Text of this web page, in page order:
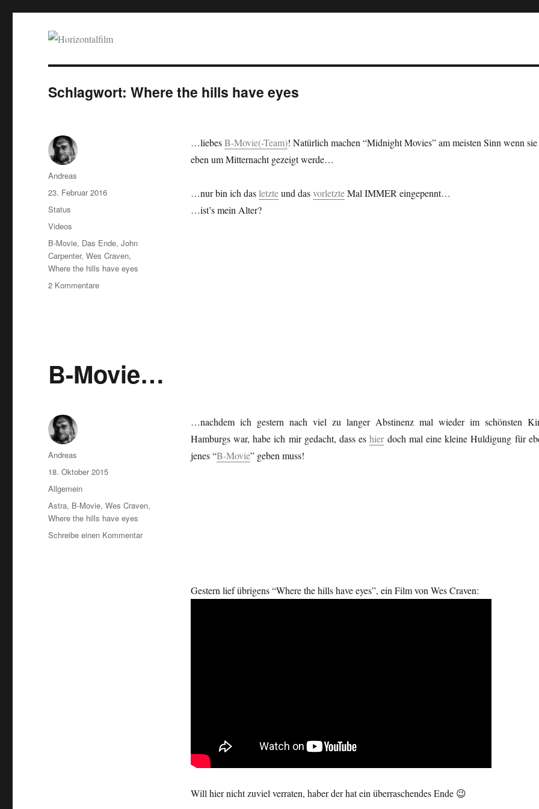
Schlagwort:Where the hills have eyes
…liebesB-Movie(-Team)! Natürlich machen “Midnight Movies” am meisten Sinn wenn sie
eben um Mitternacht gezeigt werde…
…nur bin ich dasletzteund dasvorletzteMal IMMER eingepennt…
…ist’s mein Alter?
Autor
Andreas
Veröffentlicht
am
23. Februar 2016
Format
Status
Kategorien
Videos
Schlagwörter
B-Movie, Das Ende,John
Carpenter,Wes Craven,
Where the hills have eyes
2 Kommentarezu
B-Movie…
…nachdem ich gestern nach viel zu langer Abstinenz mal wieder im schönsten
Hamburgs war, habe ich mir gedacht, dass eshierdoch mal eine kleine Huldigung für
jenes “B-Movie” geben muss!
Gestern lief übrigens “Where the hills have eyes”, ein Film von Wes Craven:
Will hier nicht zuviel verraten, haber der hat ein überraschendes Ende 😉
Autor
Andreas
Veröffentlicht
am
18. Oktober 2015
Kategorien
Allgemein
Schlagwörter
Astra, B-Movie,Wes Craven,
Where the hills have eyes
Schreibe einen Kommentarzu